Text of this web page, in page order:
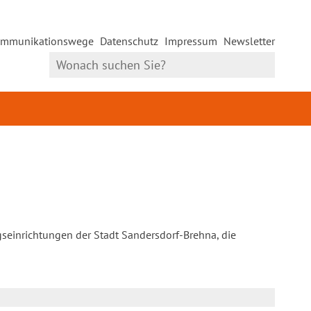
Datenschutz Impressum Newsletter
der Stadt Sandersdorf-Brehna, die